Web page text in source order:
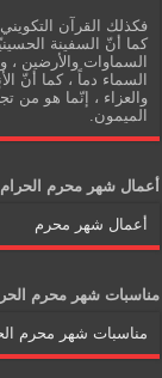
فكذلك القرآن
كما أنّ السفينة
السماوات والأرضين ،
السماء دماً ، كما أنّ
والعزاء ، إنّما هو من
الميمون.
أعمال شهر محرم الحرام
أعمال شهر محرم
مناسبات شهر محرم
مناسبات شهر محرم